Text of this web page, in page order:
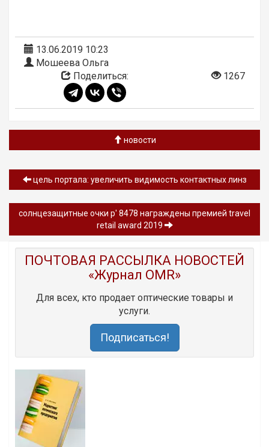
13.06.2019 10:23
Мошеева Ольга
Поделиться:
1267
новости
цель портала: увеличить видимость контактных линз
солнцезащитные очки p' 8478 награждены премией travel
retail award 2019
ПОЧТОВАЯ РАССЫЛКА НОВОСТЕЙ
«Журнал OMR»
Для всех, кто продает оптические товары и
услуги.
Подписаться!